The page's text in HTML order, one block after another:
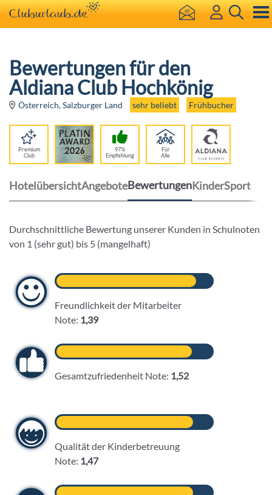
Bewertungen für den
Aldiana Club Hochkönig
Österreich, Salzburger Land sehr beliebt Frühbucher
Premium
Club
97%
Empfehlung
Für
Alle
HotelübersichtAngeboteBewertungenKinderSport
Durchschnittliche Bewertung unserer Kunden in Schulnoten
von 1 (sehr gut) bis 5 (mangelhaft)
Freundlichkeit der Mitarbeiter
Note: 1,39
Gesamtzufriedenheit Note: 1,52
Qualität der Kinderbetreuung
Note: 1,47